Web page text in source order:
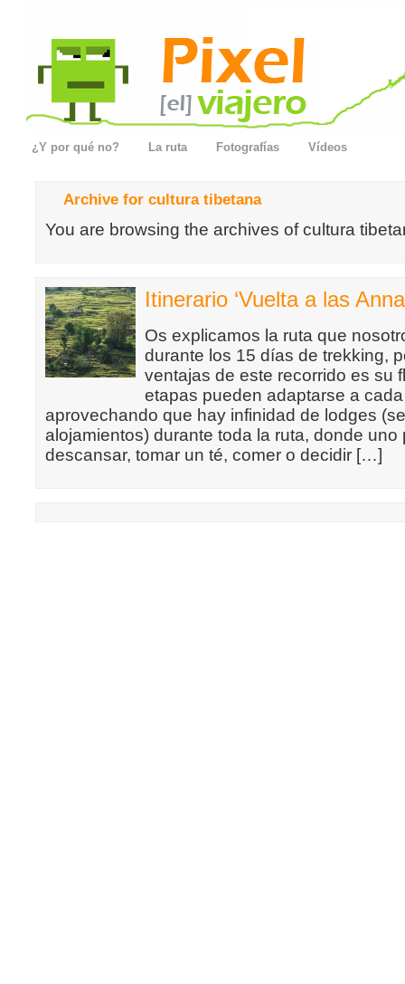
¿Y por qué no? La ruta Fotografías Vídeos
Archive for cultura tibetana
You are browsing the archives of cultura
Itinerario ‘Vuelta a las
Os explicamos la ruta que
durante los 15 días de trekking,
ventajas de este recorrido es su
etapas pueden adaptarse a
aprovechando que hay infinidad de lodges
alojamientos) durante toda la ruta, donde uno
descansar, tomar un té, comer o decidir […]